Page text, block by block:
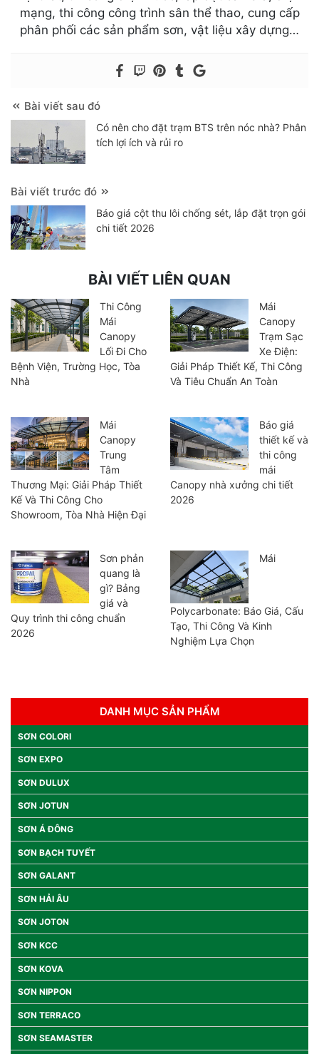
mạng, thi công công trình sân thể thao, cung cấp
phân phối các sản phẩm sơn, vật liệu xây dựng…
Bài viết sau đó
Có nên cho đặt trạm BTS trên nóc nhà? Phân
tích lợi ích và rủi ro
Bài viết trước đó
Báo giá cột thu lôi chống sét, lắp đặt trọn gói
chi tiết 2026
BÀI VIẾT LIÊN QUAN
Thi Công
Mái
Canopy
Lối Đi Cho
Bệnh Viện, Trường Học, Tòa
Nhà
Mái
Canopy
Trạm Sạc
Xe Điện:
Giải Pháp Thiết Kế, Thi Công
Và Tiêu Chuẩn An Toàn
Mái
Canopy
Trung
Tâm
Thương Mại: Giải Pháp Thiết
Kế Và Thi Công Cho
Showroom, Tòa Nhà Hiện Đại
Báo giá
thiết kế và
thi công
mái
Canopy nhà xưởng chi tiết
2026
Sơn phản
quang là
gì? Bảng
giá và
Quy trình thi công chuẩn
2026
Mái
Polycarbonate: Báo Giá, Cấu
Tạo, Thi Công Và Kinh
Nghiệm Lựa Chọn
DANH MỤC SẢN PHẨM
SƠN COLORI
SƠN EXPO
SƠN DULUX
SƠN JOTUN
SƠN Á ĐÔNG
SƠN BẠCH TUYẾT
SƠN GALANT
SƠN HẢI ÂU
SƠN JOTON
SƠN KCC
SƠN KOVA
SƠN NIPPON
SƠN TERRACO
SƠN SEAMASTER